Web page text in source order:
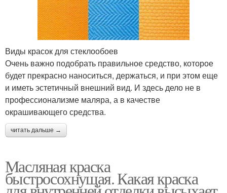
Виды красок для стеклообоев
Очень важно подобрать правильное средство, которое
будет прекрасно наноситься, держаться, и при этом еще
и иметь эстетичный внешний вид. И здесь дело не в
профессионализме маляра, а в качестве
окрашивающего средства.
читать дальше →
Масляная краска
быстросохнущая. Какая краска